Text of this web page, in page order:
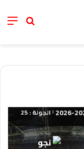
خانة
| الجولة : 25